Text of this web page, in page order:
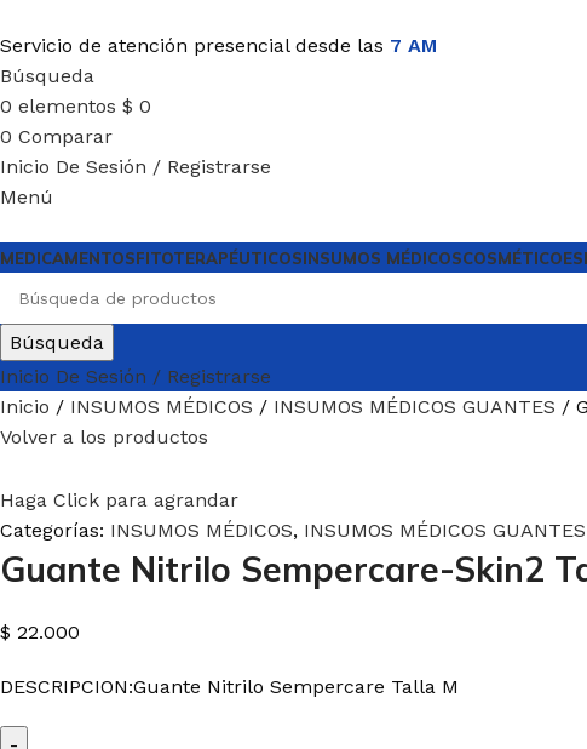
Servicio de atención presencial desde las 7 AM
Búsqueda
0 elementos $ 0
0 Comparar
Inicio De Sesión / Registrarse
Menú
MEDICAMENTOSFITOTERAPÉUTICOSINSUMOS MÉDICOSCOSMÉTICO
Búsqueda
Inicio De Sesión / Registrarse
Inicio
INSUMOS MÉDICOS INSUMOS MÉDICOS GUANTES
Volver a los productos
Haga Click para agrandar
Categorías: INSUMOS MÉDICOS, INSUMOS MÉDICOS GUANTES
Guante Nitrilo Sempercare-Skin2
$ 22.000
DESCRIPCION:Guante Nitrilo Sempercare Talla M